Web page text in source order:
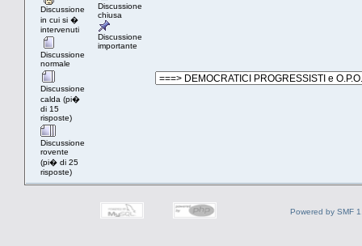
Discussione
in cui si �
intervenuti
Discussione
normale
Discussione
calda (pi�
di 15
risposte)
Discussione
rovente
(pi� di 25
risposte)
Discussione
chiusa
Discussione
importante
Powered by SMF